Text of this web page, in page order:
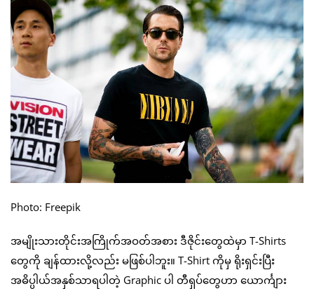
Photo: Freepik
အမျိုးသားတိုင်းအကြိုက်အဝတ်အစား ဒီဇိုင်းတွေထဲမှာ T-Shirts
တွေကို ချန်ထားလို့လည်း မဖြစ်ပါဘူး။ T-Shirt ကိုမှ ရိုးရှင်းပြီး
အဓိပ္ပါယ်အနှစ်သာရပါတဲ့ Graphic ပါ တီရှပ်တွေဟာ ယောင်္ကျား